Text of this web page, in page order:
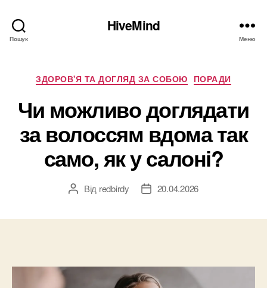
Пошук
HiveMind
Меню
Категорії
ЗДОРОВ'Я ТА ДОГЛЯД ЗА СОБОЮ ПОРАДИ
Чи можливо доглядати
за волоссям вдома так
само, як у салоні?
Автор
Від redbirdy
Дата20.04.2026